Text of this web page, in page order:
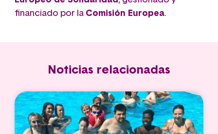
financiado por la Comisión Europea.
Noticias relacionadas